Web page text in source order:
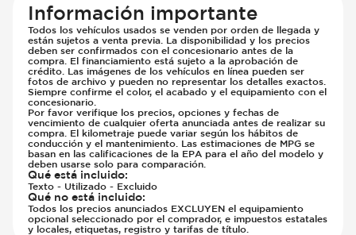
Información importante
Todos los vehículos usados se venden por orden de llegada y
están sujetos a venta previa. La disponibilidad y los precios
deben ser confirmados con el concesionario antes de la
compra. El financiamiento está sujeto a la aprobación de
crédito. Las imágenes de los vehículos en línea pueden ser
fotos de archivo y pueden no representar los detalles exactos.
Siempre confirme el color, el acabado y el equipamiento con el
concesionario.
Por favor verifique los precios, opciones y fechas de
vencimiento de cualquier oferta anunciada antes de realizar su
compra. El kilometraje puede variar según los hábitos de
conducción y el mantenimiento. Las estimaciones de MPG se
basan en las calificaciones de la EPA para el año del modelo y
deben usarse solo para comparación.
Qué está incluido:
Texto - Utilizado - Excluido
Qué no está incluido:
Todos los precios anunciados EXCLUYEN el equipamiento
opcional seleccionado por el comprador, e impuestos estatales
y locales, etiquetas, registro y tarifas de título.